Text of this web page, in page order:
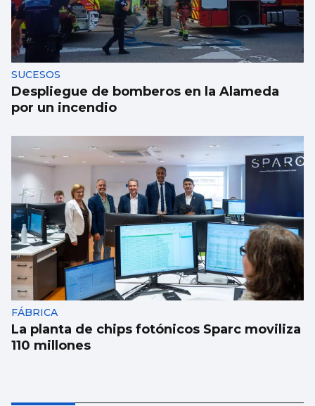
SUCESOS
Despliegue de bomberos en la Alameda
por un incendio
FÁBRICA
La planta de chips fotónicos Sparc moviliza
110 millones